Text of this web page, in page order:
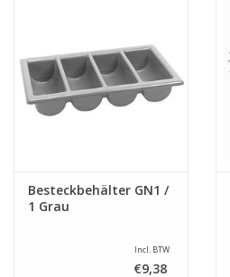
Aktionen
Besteckbehälter GN1 /
1 Grau
Incl. BTW
€9,38